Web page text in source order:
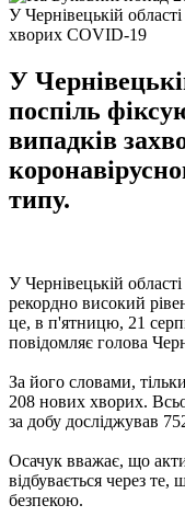
У Чернівецькій
хворих COVID-19
У
поспіль
випадків
типу.
У Чернівецькій
рекордно високий
це, в п'ятницю, 21
повідомляє голова
За його словами,
208 нових хворих.
за добу досліджував
Осачук вважає, що
відбувається через
безпекою.